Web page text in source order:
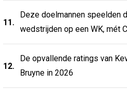
11.
Deze doelmannen speelden
wedstrijden op een WK, mét
12.
De opvallende ratings van
Bruyne in 2026